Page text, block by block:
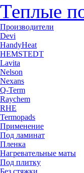
Теплые
Производители
Devi
HandyHeat
HEMSTEDT
Lavita
Nelson
Nexans
Q-Term
Raychem
RHE
Termopads
Применение
Под ламинат
Пленка
Нагревательные маты
Под плитку
Без стяжки